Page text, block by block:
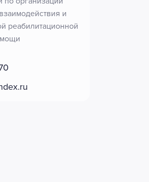
и
реабилитационной